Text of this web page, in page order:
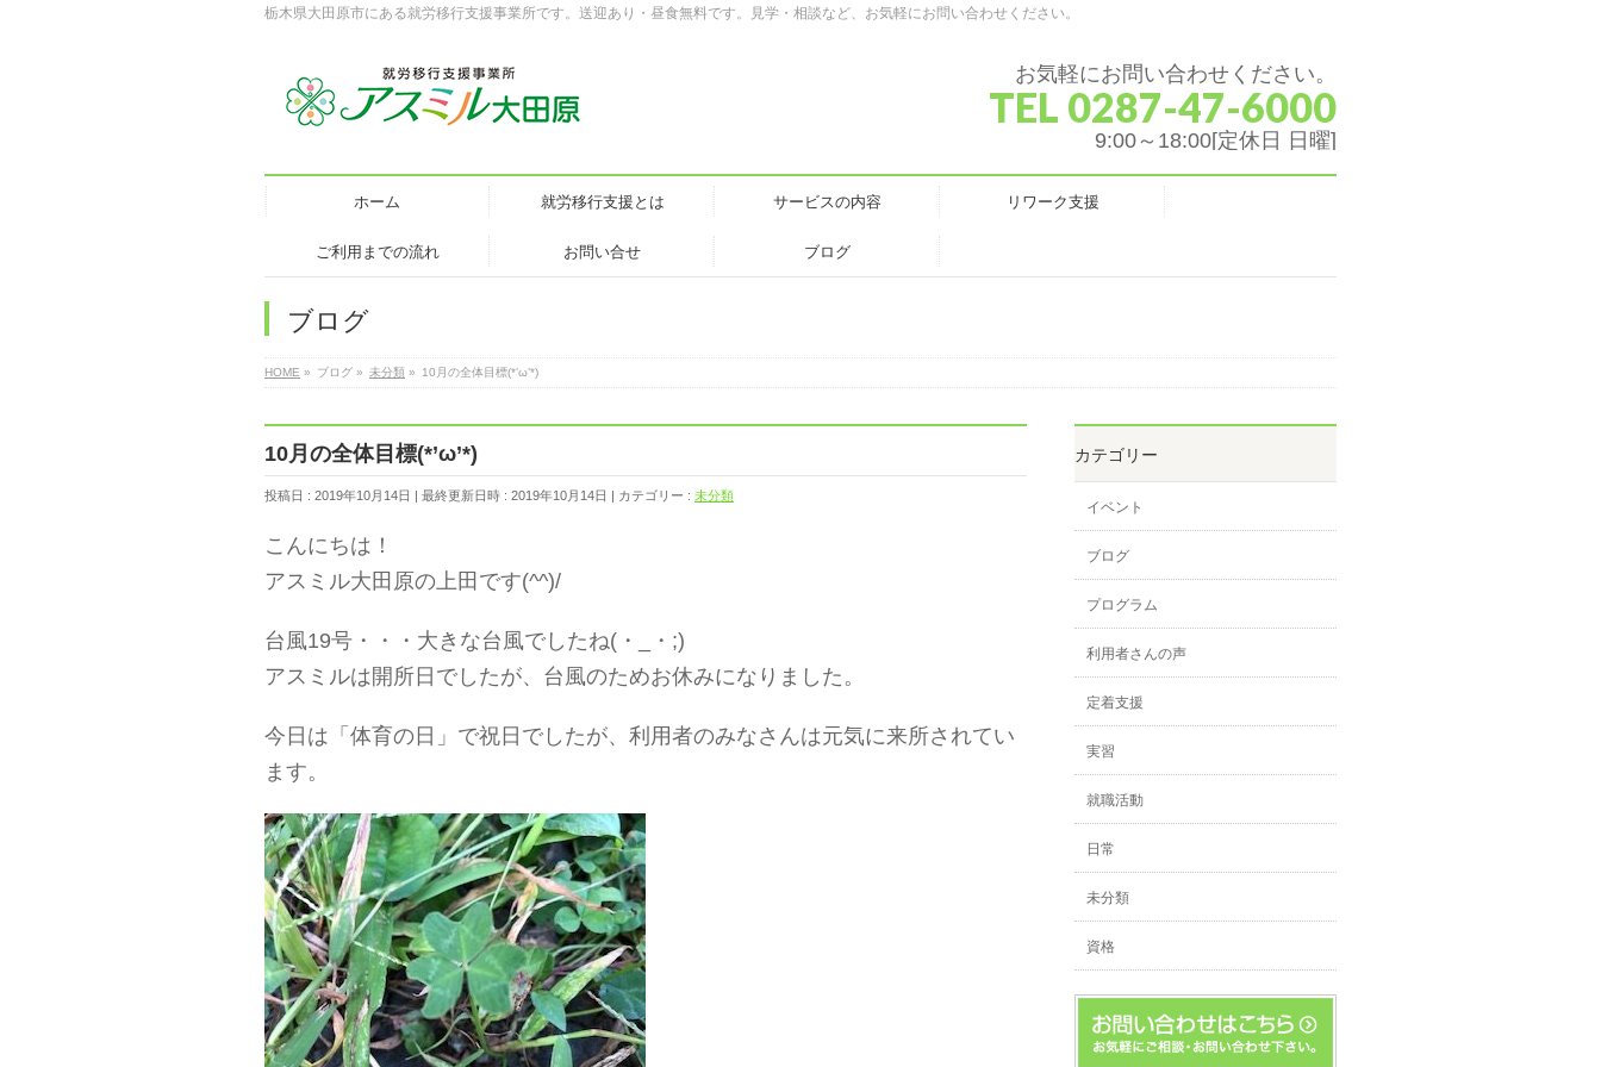
栃木県大田原市にある就労移行支援事業所です。送迎あり・昼食無料です。見学・相談など、お気軽にお問い合わせください。
お気軽にお問い合わせください。
TEL 0287-47-6000
9:00～18:00[定休日 日曜]
ホーム 就労移行支援とは サービスの内容 リワーク支援
ご利用までの流れ お問い合せ ブログ
ブログ
HOME » ブログ » 未分類 » 10月の全体目標(*’ω’*)
10月の全体目標(*’ω’*)
投稿日 : 2019年10月14日 最終更新日時 : 2019年10月14日 カテゴリー : 未分類
こんにちは！
アスミル大田原の上田です(^^)/
台風19号・・・大きな台風でしたね(・_・;)
アスミルは開所日でしたが、台風のためお休みになりました。
今日は「体育の日」で祝日でしたが、利用者のみなさんは元気に来所されてい
ます。
カテゴリー
イベント
ブログ
プログラム
利用者さんの声
定着支援
実習
就職活動
日常
未分類
資格